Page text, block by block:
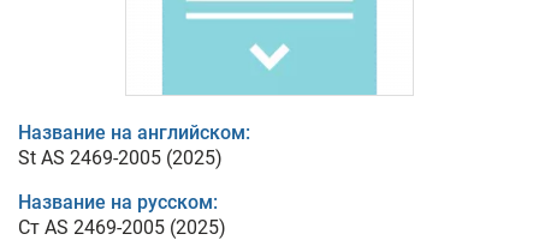
Название на английском:
St AS 2469-2005 (2025)
Название на русском:
Ст AS 2469-2005 (2025)